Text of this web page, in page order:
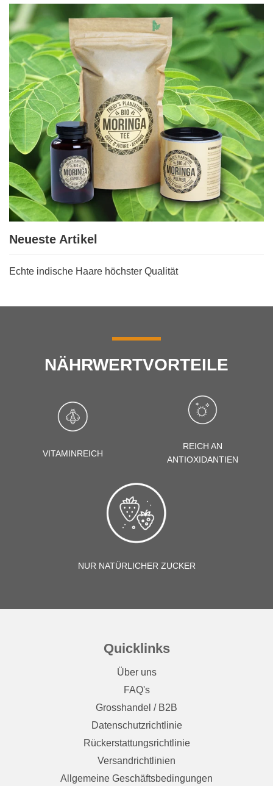
Neueste Artikel
Echte indische Haare höchster Qualität
NÄHRWERTVORTEILE
VITAMINREICH
REICH AN
ANTIOXIDANTIEN
NUR NATÜRLICHER ZUCKER
Quicklinks
Über uns
FAQ's
Grosshandel / B2B
Datenschutzrichtlinie
Rückerstattungsrichtlinie
Versandrichtlinien
Allgemeine Geschäftsbedingungen